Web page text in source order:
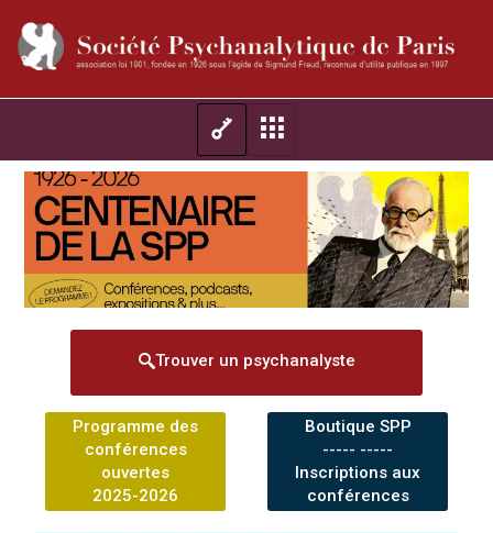
Trouver un psychanalyste
Programme des
conférences
ouvertes
2025-2026
Boutique SPP
----- -----
Inscriptions aux
conférences